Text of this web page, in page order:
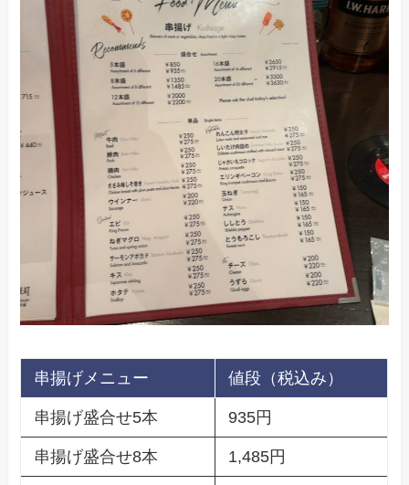
串揚げメニュー 値段（税込み）
串揚げ盛合せ5本 935円
串揚げ盛合せ8本 1,485円